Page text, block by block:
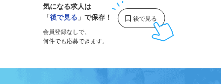
気になる求人は
「後で見る 」で保存！
会員登録なしで、
何件でも応募できます。